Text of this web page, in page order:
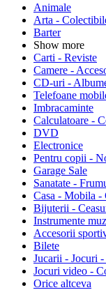
Animale
Arta -
Barter
Show more
Carti - Reviste
Camere -
CD-uri -
Telefoane
Imbracaminte
Calculatoare -
DVD
Electronice
Pentru copii -
Garage Sale
Sanatate -
Casa - Mobila -
Bijuterii -
Instrumente
Accesorii
Bilete
Jucarii - Jocuri
Jocuri video -
Orice altceva